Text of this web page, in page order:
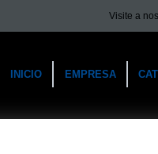
Visite a
INICIO EMPRESA